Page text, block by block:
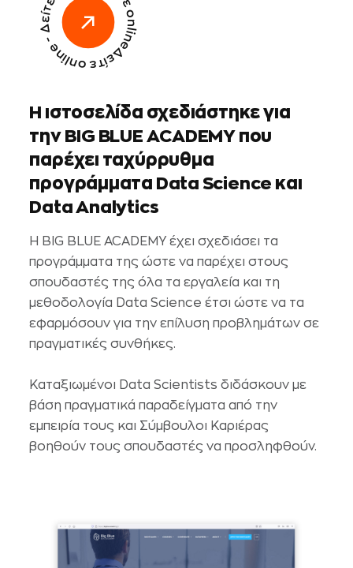
H ιστοσελίδα σχεδιάστηκεγια
την BI G BLU E ACAD EMY που
παρέχει ταχύρρυθμα
προγράμματα Data Science και
DataAna lytics
Η BIG BLUE ACADEMY έχει σχεδιάσει τα
προγράμματα της ώστε να παρέχει στους
σπουδαστές της όλα τα εργαλεία και τη
μεθοδολογία Data Science έτσι ώστε να τα
εφαρμόσουν για την επίλυση προβλημάτων σε
πραγματικές συνθήκες.
Καταξιωμένοι Data Scientists διδάσκουν με
βάση πραγματικά παραδείγματα από την
εμπειρία τους και Σύμβουλοι Καριέρας
βοηθούν τους σπουδαστές να προσληφθούν.